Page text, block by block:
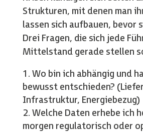
Strukturen, mit denen man
lassen sich aufbauen, bevor
Drei Fragen, die sich jede
Mittelstand gerade stellen
Wo bin ich abhängig und
bewusst entschieden?
Infrastruktur, Energiebezug)
Welche Daten erhebe ich
morgen regulatorisch oder